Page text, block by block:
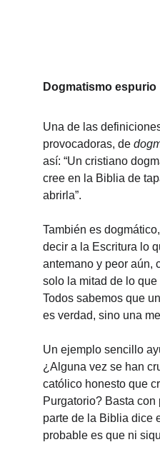
Dogmatismo espurio
Una de las
provocadoras, de
así: “Un cristiano
cree en la Biblia de
abrirla”.
También es
decir a la Escritura lo
antemano y peor aún,
solo la mitad de lo
Todos sabemos que
es verdad, sino una
Un ejemplo sencillo
¿Alguna vez se han
católico honesto que
Purgatorio? Basta con
parte de la Biblia dice
probable es que ni